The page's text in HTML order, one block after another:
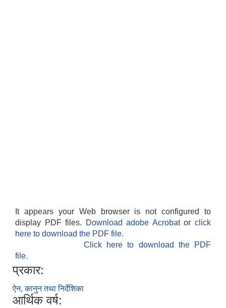
It appears your Web browser is not configured to
display PDF files.
Download adobe Acrobatorclick
here to download the PDF file.
Click here to download the PDF
file.
प्रकार:
ऐन, कानुन तथा निर्देशिका
आर्थिक वर्ष: